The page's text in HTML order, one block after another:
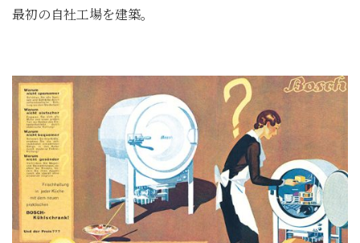
最初の自社工場を建築。